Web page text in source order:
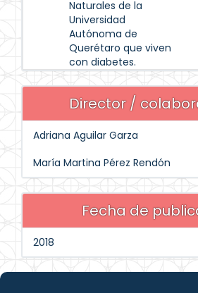
Naturales de la
Universidad
Autónoma de
Querétaro que viven
con diabetes.
Director /
Adriana Aguilar Garza
María Martina Pérez Rendón
Fecha de
2018